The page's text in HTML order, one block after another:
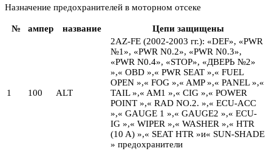
Назначение предохранителей в моторном отсеке
№ ампер название Цепи защищены
1 100 ALT
2AZ-FE (2002-2003 гг.): «DEF», «PWR
№1», «PWR N0.2», «PWR N0.3»,
«PWR N0.4», «STOP», «ДВЕРЬ №2»
»,« OBD »,« PWR SEAT »,« FUEL
OPEN »,« FOG »,« AMP »,« PANEL »,«
TAIL »,« AM1 »,« CIG »,« POWER
POINT »,« RAD NO.2. »,« ECU-ACC
»,« GAUGE 1 »,« GAUGE2 »,« ECU-
IG »,« WIPER »,« WASHER »,« HTR
(10 A) »,« SEAT HTR »и« SUN-SHADE
» предохранители